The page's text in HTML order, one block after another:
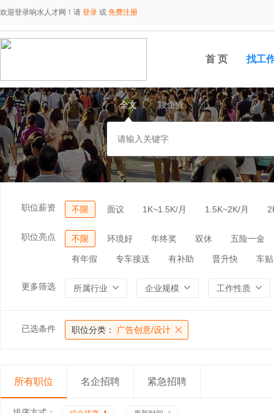
欢迎登录响水人才网！请 登录 或 免费注册
首 页 找工
全文 搜企业
职位薪资 不限 面议 1K~1.5K/月 1.5K~2K/月
职位亮点 不限 环境好 年终奖 双休 五险一金
有年假 专车接送 有补助 晋升快 车贴
更多筛选 所属行业 企业规模 工作性质
已选条件 职位分类： 广告创意/设计
所有职位 名企招聘 紧急招聘